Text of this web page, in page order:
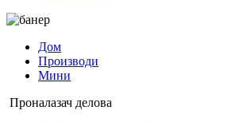
Дом
Производи
Мини
Проналазач делова